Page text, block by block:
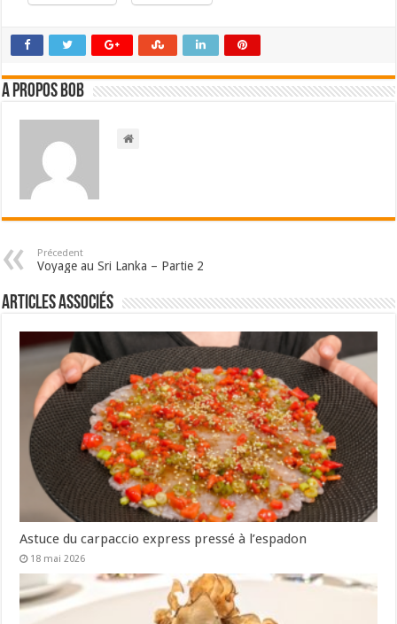
A propos bOb
Précedent
Voyage au Sri Lanka – Partie 2
Articles associés
Astuce du carpaccio express pressé à l’espadon
18 mai 2026